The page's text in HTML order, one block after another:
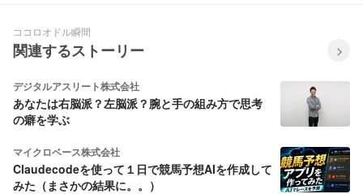
ココロオドル瞬間
関連するストーリー
デジタルアスリート株式会社
あなたは右脳派？左脳派？腕と手の組み方で思考
の癖を学ぶ
マイクロベース株式会社
Claudecodeを使って１日で競馬予想AIを作成して
みた（まさかの結果に。。）